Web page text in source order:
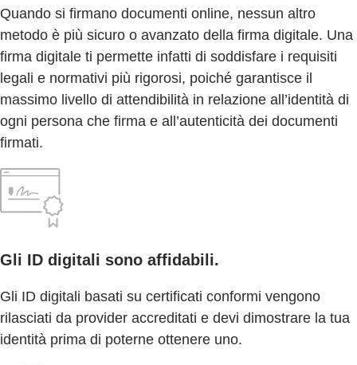
Quando si firmano documenti online, nessun altro
metodo è più sicuro o avanzato della firma digitale. Una
firma digitale ti permette infatti di soddisfare i requisiti
legali e normativi più rigorosi, poiché garantisce il
massimo livello di attendibilità in relazione all’identità di
ogni persona che firma e all’autenticità dei documenti
firmati.
Gli ID digitali sono affidabili.
Gli ID digitali basati su certificati conformi vengono
rilasciati da provider accreditati e devi dimostrare la tua
identità prima di poterne ottenere uno.